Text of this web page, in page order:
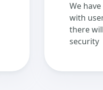
We
with
there
security